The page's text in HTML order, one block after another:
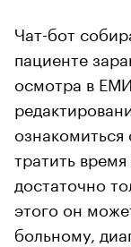
Чат-бот
пациенте
осмотра в
тратить
достаточно
этого он
больному,